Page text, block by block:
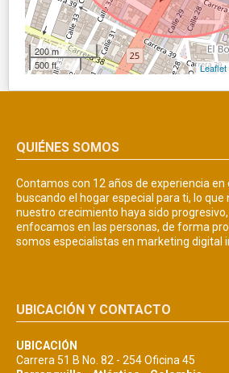
200 m
500 ft
Leaflet
QUIÉNES SOMOS
Contamos con 12 años de experiencia
buscando el hogar especial para ti, lo que
nuestro crecimiento haya sido
enfocamos en las personas, de forma
somos especialistas en marketing digital
UBICACIÓN Y CONTACTO
UBICACIÓN
Carrera 51 B No. 82 - 254 Oficina 45